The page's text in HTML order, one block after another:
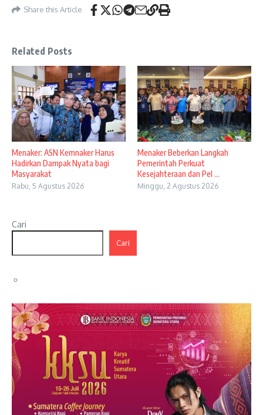
Share this Article
Related Posts
Menaker: ASN Kemnaker Harus
Hadirkan Dampak Nyata bagi
Masyarakat
Rabu, 5 Agustus 2026
Menaker Beberkan Langkah
Pemerintah Perkuat
Kesejahteraan dan Pel ...
Minggu, 2 Agustus 2026
Cari
Cari